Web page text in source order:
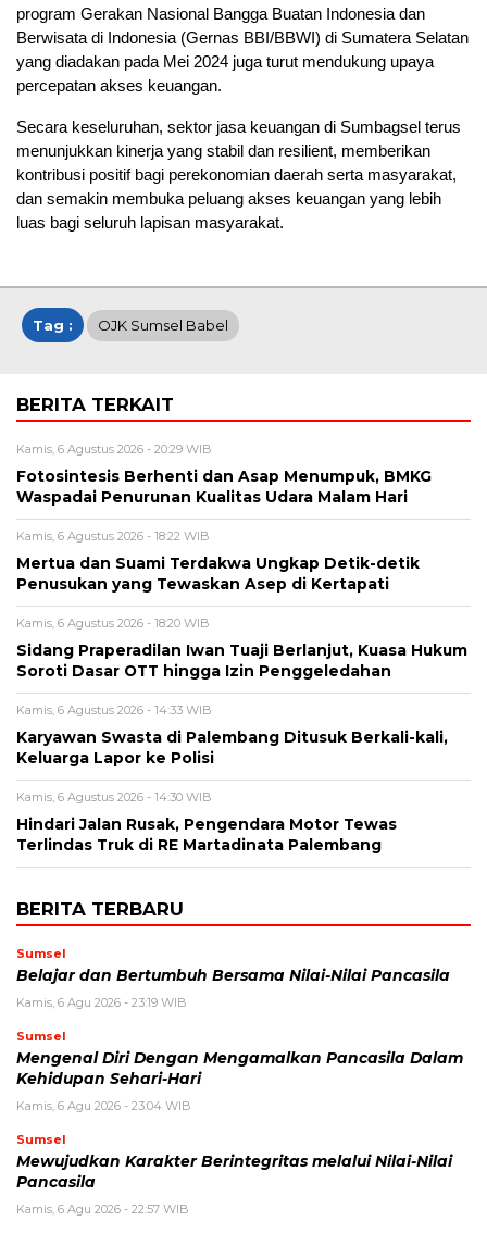
program Gerakan Nasional Bangga Buatan Indonesia dan
Berwisata di Indonesia (Gernas BBI/BBWI) di Sumatera Selatan
yang diadakan pada Mei 2024 juga turut mendukung upaya
percepatan akses keuangan.
Secara keseluruhan, sektor jasa keuangan di Sumbagsel terus
menunjukkan kinerja yang stabil dan resilient, memberikan
kontribusi positif bagi perekonomian daerah serta masyarakat,
dan semakin membuka peluang akses keuangan yang lebih
luas bagi seluruh lapisan masyarakat.
Tag : OJK Sumsel Babel
BERITA TERKAIT
Kamis, 6 Agustus 2026 - 20:29 WIB
Fotosintesis Berhenti dan Asap Menumpuk, BMKG
Waspadai Penurunan Kualitas Udara Malam Hari
Kamis, 6 Agustus 2026 - 18:22 WIB
Mertua dan Suami Terdakwa Ungkap Detik-detik
Penusukan yang Tewaskan Asep di Kertapati
Kamis, 6 Agustus 2026 - 18:20 WIB
Sidang Praperadilan Iwan Tuaji Berlanjut, Kuasa Hukum
Soroti Dasar OTT hingga Izin Penggeledahan
Kamis, 6 Agustus 2026 - 14:33 WIB
Karyawan Swasta di Palembang Ditusuk Berkali-kali,
Keluarga Lapor ke Polisi
Kamis, 6 Agustus 2026 - 14:30 WIB
Hindari Jalan Rusak, Pengendara Motor Tewas
Terlindas Truk di RE Martadinata Palembang
BERITA TERBARU
Sumsel
Belajar dan Bertumbuh Bersama Nilai-Nilai Pancasila
Kamis, 6 Agu 2026 - 23:19 WIB
Sumsel
Mengenal Diri Dengan Mengamalkan Pancasila Dalam
Kehidupan Sehari-Hari
Kamis, 6 Agu 2026 - 23:04 WIB
Sumsel
Mewujudkan Karakter Berintegritas melalui Nilai-Nilai
Pancasila
Kamis, 6 Agu 2026 - 22:57 WIB